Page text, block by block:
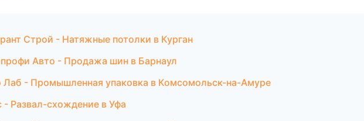
Строй - Натяжные потолки в Курган
Авто - Продажа шин в Барнаул
Лаб - Промышленная упаковка в Комсомольск-на-Амуре
Развал-схождение в Уфа